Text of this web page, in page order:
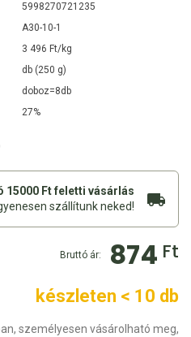
5998270721235
A30-10-1
3 496 Ft/kg
db (250 g)
doboz=8db
27%
15000 Ft feletti vásárlás
szállítunk neked!
Bruttó ár: 874 Ft
készleten < 10 db
személyesen vásárolható meg,